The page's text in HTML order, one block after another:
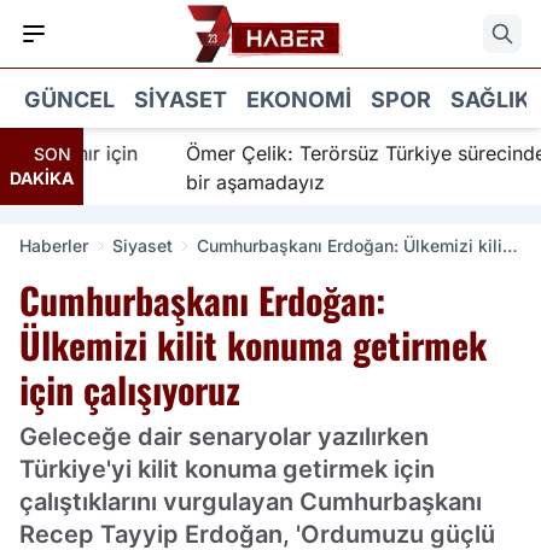
GÜNCEL SIYASET EKONOMI SPOR SAĞLIK
SON
DAKİKA
İnanır için
Ömer Çelik: Terörsüz Türkiye sürecinde
bir aşamadayız
Haberler Siyaset
Cumhurbaşkanı Erdoğan: Ülkemizi kilit
Cumhurbaşkanı Erdoğan:
Ülkemizi kilit konuma getirmek
için çalışıyoruz
Geleceğe dair senaryolar yazılırken
Türkiye'yi kilit konuma getirmek için
çalıştıklarını vurgulayan Cumhurbaşkanı
Recep Tayyip Erdoğan, 'Ordumuzu güçlü